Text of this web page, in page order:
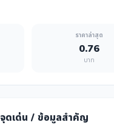
ราคาล่าสุด
0.76
บาท
จุดเด่น / ข้อมูลสำคัญ